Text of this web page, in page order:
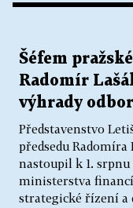
Šéfem
Radomír
výhrady
Představenstvo
předsedu
nastoupil k 1.
ministerstva
strategické řízení a